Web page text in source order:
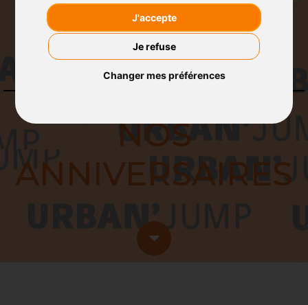
J'accepte
Je refuse
Changer mes préférences
Trampoline Park | St Brice
NOS
ANNIVERSAIRES